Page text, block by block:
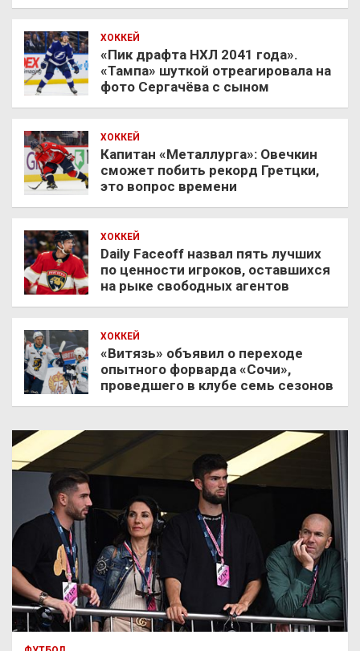
ХОККЕЙ
«Пик драфта НХЛ 2041 года».
«Тампа» шуткой отреагировала на
фото Сергачёва с сыном
ХОККЕЙ
Капитан «Металлурга»: Овечкин
сможет побить рекорд Гретцки,
это вопрос времени
ХОККЕЙ
Daily Faceoff назвал пять лучших
по ценности игроков, оставшихся
на рыке свободных агентов
ХОККЕЙ
«Витязь» объявил о переходе
опытного форварда «Сочи»,
проведшего в клубе семь сезонов